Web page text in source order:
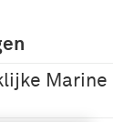
Marine